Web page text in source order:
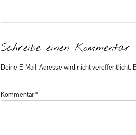
Schreibe einen Kommentar
Deine E-Mail-Adresse wird nicht veröffentlicht.
Kommentar*